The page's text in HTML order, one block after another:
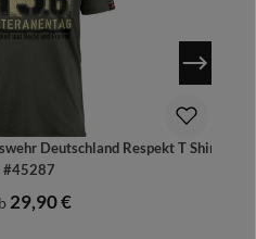
Deutschland Respekt T Shirt
#45287
Preis:
29,90 €